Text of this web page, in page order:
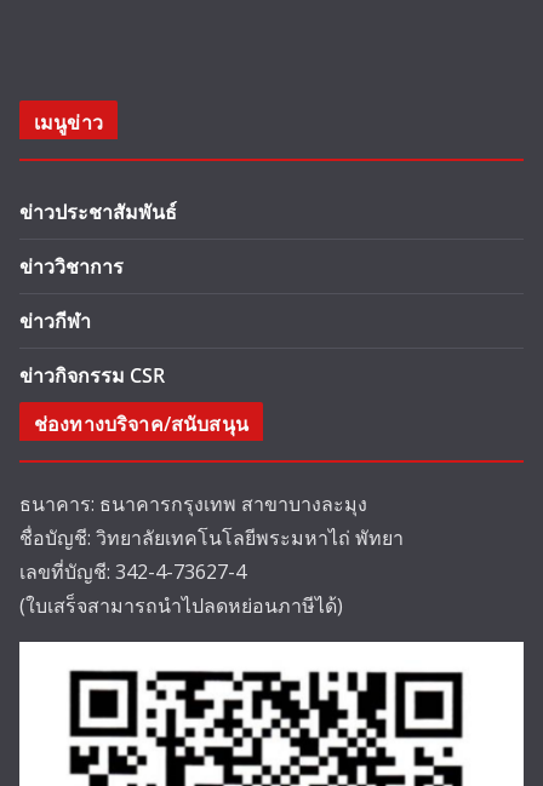
เมนูข่าว
ข่าวประชาสัมพันธ์
ข่าววิชาการ
ข่าวกีฬา
ข่าวกิจกรรม CSR
ช่องทางบริจาค/สนับสนุน
ธนาคาร: ธนาคารกรุงเทพ สาขาบางละมุง
ชื่อบัญชี: วิทยาลัยเทคโนโลยีพระมหาไถ่ พัทยา
เลขที่บัญชี: 342-4-73627-4
(ใบเสร็จสามารถนำไปลดหย่อนภาษีได้)